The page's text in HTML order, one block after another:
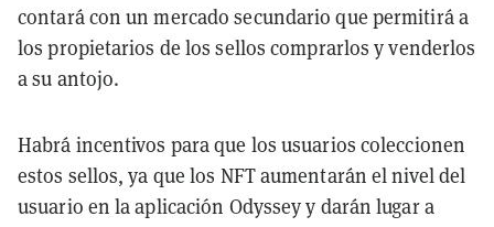
contará con un mercado secundario que permitirá a
los propietarios de los sellos comprarlos y venderlos
a su antojo.
Habrá incentivos para que los usuarios coleccionen
estos sellos, ya que los NFT aumentarán el nivel del
usuario en la aplicación Odyssey y darán lugar a